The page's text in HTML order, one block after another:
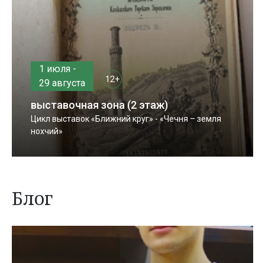
1 июля -
29 августа
12+
выставочная зона (2 этаж)
Цикл выставок «Ближний круг» - «Чечня – земля
нохчий»
Блог